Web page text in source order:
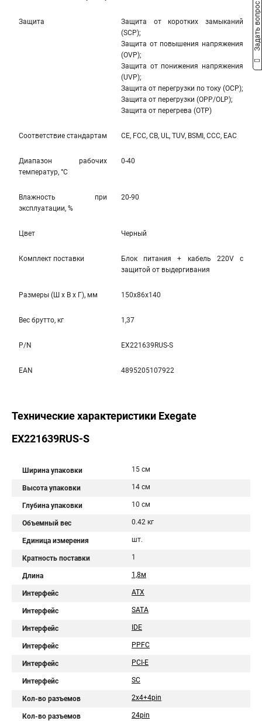
Защита
Защита от коротких замыканий
(SCP);
Защита от повышения напряжения
(OVP);
Защита от понижения напряжения
(UVP);
Защита от перегрузки по току (OCP);
Защита от перегрузки (OPP/OLP);
Защита от перегрева (OTP)
Соответствие стандартам CE, FCC, CB, UL, TUV, BSMI, CCC, EAC
Диапазон рабочих
температур, °С
0-40
Влажность при
эксплуатации, %
20-90
Цвет Черный
Комплект поставки
Блок питания + кабель 220V с
защитой от выдергивания
Размеры (Ш x В x Г), мм 150x86x140
Вес брутто, кг 1,37
P/N EX221639RUS-S
EAN 4895205107922
Технические характеристики Exegate
EX221639RUS-S
Ширина упаковки 15 см
Высота упаковки 14 см
Глубина упаковки 10 см
Объемный вес 0.42 кг
Единица измерения шт.
Кратность поставки 1
Длина 1,8м
Интерфейс ATX
Интерфейс SATA
Интерфейс IDE
Интерфейс PPFC
Интерфейс PCI-E
Интерфейс SC
Кол-во разъемов 2x4+4pin
Кол-во разъемов 24pin
Задать вопрос